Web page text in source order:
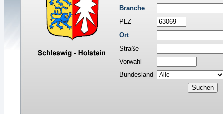
Branche
PLZ
Ort
Straße
Vorwahl
Bundesland